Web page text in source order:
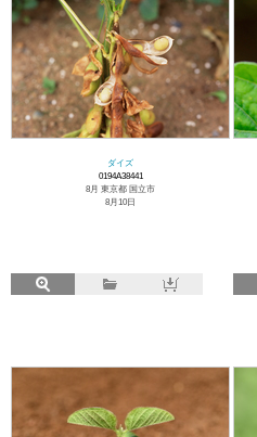
ダイズ
0194A38441
8月 東京都 国立市
8月10日